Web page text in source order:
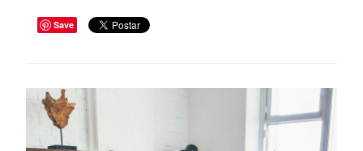
Save